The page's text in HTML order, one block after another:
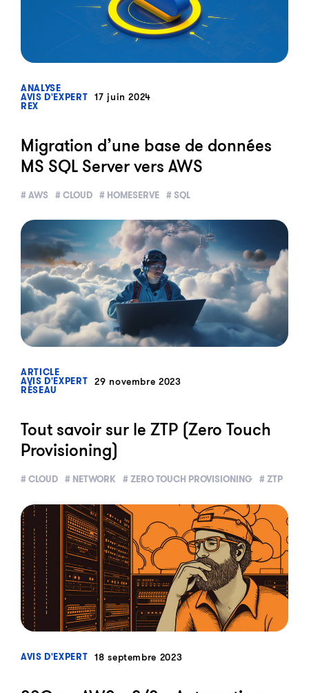
ANALYSE
AVIS D'EXPERT
REX
17 juin 2024
Migration d’une base de données
MS SQL Server vers AWS
# AWS # CLOUD # HOMESERVE # SQL
ARTICLE
AVIS D'EXPERT
RÉSEAU
29 novembre 2023
Tout savoir sur le ZTP (Zero Touch
Provisioning)
# CLOUD # NETWORK # ZERO TOUCH PROVISIONING # ZTP
AVIS D'EXPERT 18 septembre 2023